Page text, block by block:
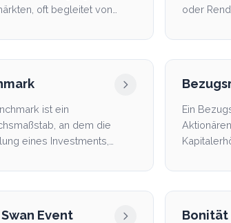
oft begleitet von
oder
ist ein
an dem die
eines Investments,
Ein
Event Bonität